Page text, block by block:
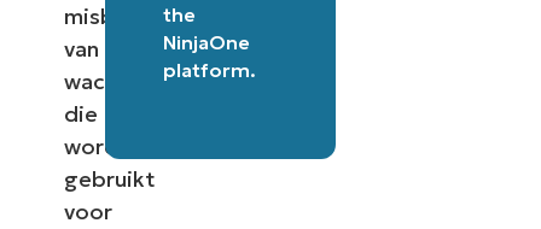
misbruiken
van
wachtwoorden
die
worden
gebruikt
voor
the
NinjaOne
platform.